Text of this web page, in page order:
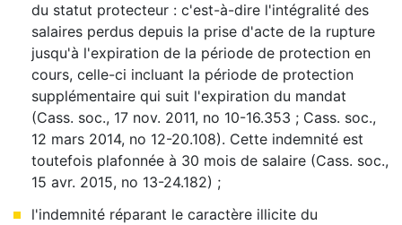
du statut protecteur : c'est-à-dire l'intégralité des
salaires perdus depuis la prise d'acte de la rupture
jusqu'à l'expiration de la période de protection en
cours, celle-ci incluant la période de protection
supplémentaire qui suit l'expiration du mandat
(Cass. soc., 17 nov. 2011, no 10-16.353 ; Cass. soc.,
12 mars 2014, no 12-20.108). Cette indemnité est
toutefois plafonnée à 30 mois de salaire (Cass. soc.,
15 avr. 2015, no 13-24.182) ;
l'indemnité réparant le caractère illicite du